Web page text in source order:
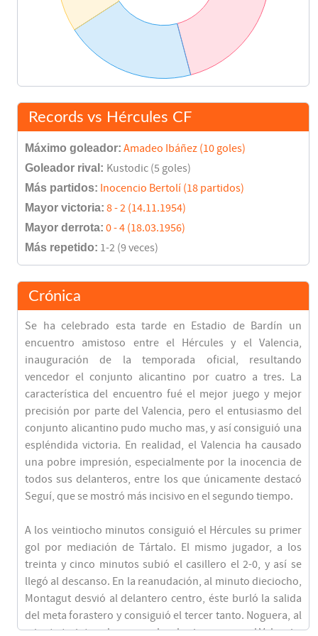
Vicente Seguí
Quiliano Gago
77'
Ernesto(Pen.) 80'
Ernesto(Pen.) 80'
89'
Final del partido 90'
Records vs Hércules CF
Máximo goleador: Amadeo Ibáñez (10 goles)
Goleador rival: Kustodic (5 goles)
Más partidos: Inocencio Bertolí (18 partidos)
Mayor victoria: 8 - 2 (14.11.1954)
Mayor derrota: 0 - 4 (18.03.1956)
Más repetido: 1-2 (9 veces)
Crónica
Se ha celebrado esta tarde en Estadio de Bardín un
encuentro amistoso entre el Hércules y el Valencia,
inauguración de la temporada oficial, resultando
vencedor el conjunto alicantino por cuatro a tres. La
característica del encuentro fué el mejor juego y mejor
precisión por parte del Valencia, pero el entusiasmo del
conjunto alicantino pudo mucho mas, y así consiguió una
espléndida victoria. En realidad, el Valencia ha causado
una pobre impresión, especialmente por la inocencia de
todos sus delanteros, entre los que únicamente destacó
Seguí, que se mostró más incisivo en el segundo tiempo.
A los veintiocho minutos consiguió el Hércules su primer
gol por mediación de Tártalo. El mismo jugador, a los
treinta y cinco minutos subió el casillero el 2-0, y así se
llegó al descanso. En la reanudación, al minuto dieciocho,
Montagut desvió al delantero centro, éste burló la salida
del meta forastero y consiguió el tercer tanto. Noguera, al
minuto treinta y dos, marcaba el primero para el Valencia,